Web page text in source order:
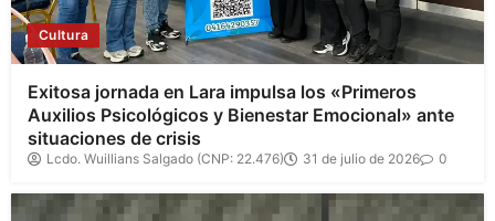
Cultura
Exitosa jornada en Lara impulsa los «Primeros
Auxilios Psicológicos y Bienestar Emocional» ante
situaciones de crisis
Lcdo. Wuillians Salgado (CNP: 22.476) 31 de julio de 2026 0